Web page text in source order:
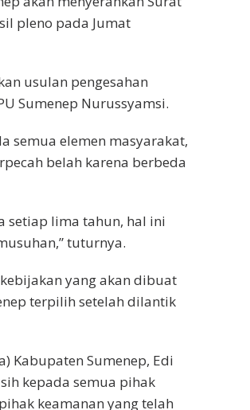
pleno pada Jumat
usulan pengesahan
Sumenep Nurussyamsi.
semua elemen masyarakat,
belah karena berbeda
setiap lima tahun, hal ini
tuturnya.
yang akan dibuat
terpilih setelah dilantik
Kabupaten Sumenep, Edi
kepada semua pihak
keamanan yang telah